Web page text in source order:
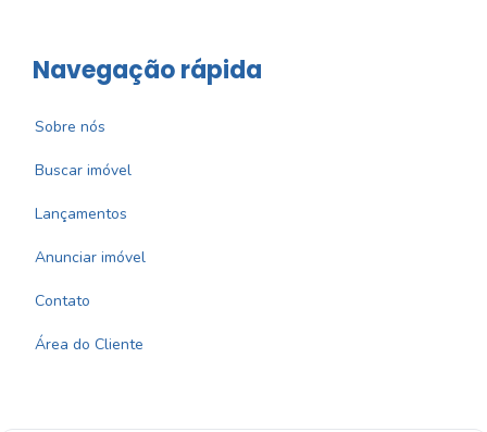
Navegação rápida
Sobre nós
Buscar imóvel
Lançamentos
Anunciar imóvel
Contato
Área do Cliente